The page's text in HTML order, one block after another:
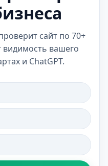
сайт по 70+
вашего
и ChatGPT.